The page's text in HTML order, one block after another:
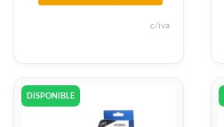
c/iva
DISPONIBLE